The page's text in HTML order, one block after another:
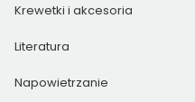
Krewetki i akcesoria
Literatura
Napowietrzanie